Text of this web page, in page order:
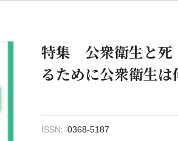
特集 公衆衛生と
るために公衆衛生
ISSN 0368-5187